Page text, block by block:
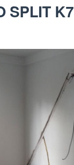
SPLIT K7